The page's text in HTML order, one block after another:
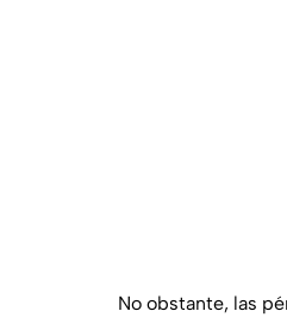
No obstante, las